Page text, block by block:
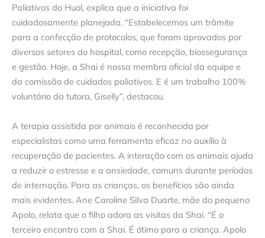
Paliativos do Huol, explica que a iniciativa foi
cuidadosamente planejada. “Estabelecemos um trâmite
para a confecção de protocolos, que foram aprovados por
diversos setores do hospital, como recepção, biossegurança
e gestão. Hoje, a Shai é nossa membra oficial da equipe e
da comissão de cuidados paliativos. E é um trabalho 100%
voluntário da tutora, Giselly”, destacou.
A terapia assistida por animais é reconhecida por
especialistas como uma ferramenta eficaz no auxílio à
recuperação de pacientes. A interação com os animais ajuda
a reduzir o estresse e a ansiedade, comuns durante períodos
de internação. Para as crianças, os benefícios são ainda
mais evidentes. Ane Caroline Silva Duarte, mãe do pequeno
Apolo, relata que o filho adora as visitas da Shai. “É o
terceiro encontro com a Shai. É ótimo para a criança. Apolo